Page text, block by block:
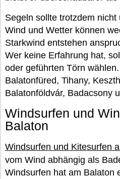
Segeln sollte trotzdem
Wind und Wetter können
Starkwind entstehen
Wer keine Erfahrung hat,
oder geführten Törn
Balatonfüred, Tihany,
Balatonföldvár, Badacsony
Windsurfen und
Balaton
Windsurfen und Kitesurfen
vom Wind abhängig als
Windsurfen hat am Balaton